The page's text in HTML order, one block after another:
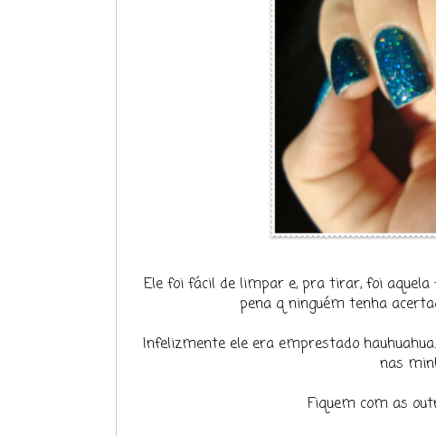
Ele foi fácil de limpar e, pra tirar, foi aquela
pena q ninguém tenha
Infelizmente ele era emprestado
nas
Fiquem com as